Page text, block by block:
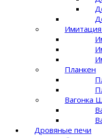
Имитация
Планкен
Вагонка
Дровяные печи